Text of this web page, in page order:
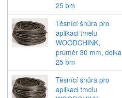
25 bm
Těsnící šnůra pro
aplikaci tmelu
WOODCHINK,
průměr 30 mm, délka
25 bm
Těsnící šnůra pro
aplikaci tmelu